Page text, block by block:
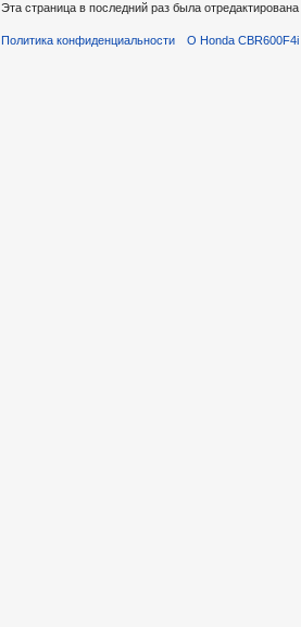
Эта страница в последний раз была
Политика конфиденциальности О Honda CBR600F4i